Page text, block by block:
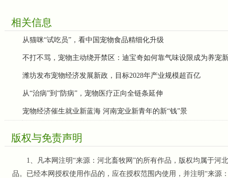
相关信息
从猫咪“试吃员”，看中国宠物食品精细化升级
不打不骂，宠物主动绕开禁区：迪宝奇如何靠气味设限成为养宠
潍坊发布宠物经济发展新政，目标2028年产业规模超百亿
从“治病”到“防病”，宠物医疗正向全链条延伸
宠物经济催生就业新蓝海 河南宠业新青年的新“钱”景
版权与免责声明
1、凡本网注明“来源：河北畜牧网”的所有作品，版权均属于河
品。已经本网授权使用作品的，应在授权范围内使用，并注明“来源